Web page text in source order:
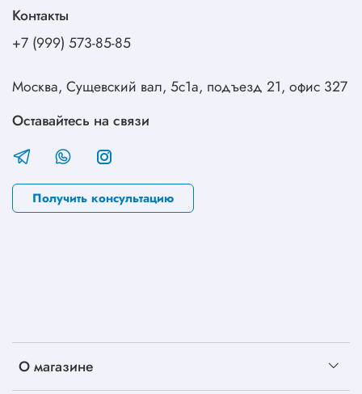
О магазине
Контакты
+7 (999) 573-85-85
Москва, Сущевский вал, 5с1а, подъезд 21, офис 327
Оставайтесь на связи
Получить консультацию